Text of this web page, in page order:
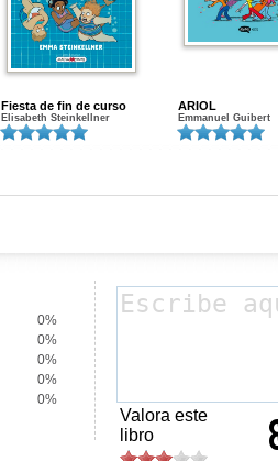
Fiesta de fin de curso
Elisabeth Steinkellner
ARIOL
Emmanuel Guibert
0%
0%
0%
0%
0%
Valora este
libro